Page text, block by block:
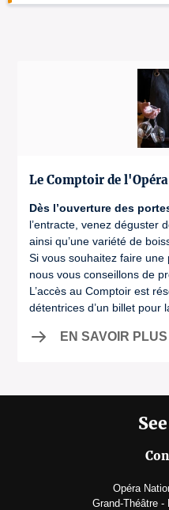
Le Comptoir de l'Opéra
Dès l’ouverture des
l’entracte, venez déguster
ainsi qu’une variété de
Si vous souhaitez faire une
nous vous conseillons de
L’accès au Comptoir est
détentrices d’un billet pour
EN SAVOIR PLUS
Opéra
Grand-Théâtre -